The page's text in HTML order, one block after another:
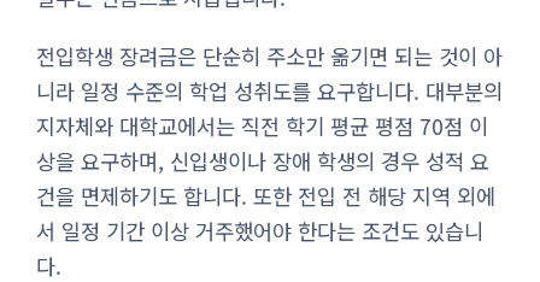
전입학생 장려금은 단순히 주소만 옮기면 되는 것이 아
니라 일정 수준의 학업 성취도를 요구합니다. 대부분의
지자체와 대학교에서는 직전 학기 평균 평점 70점 이
상을 요구하며, 신입생이나 장애 학생의 경우 성적 요
건을 면제하기도 합니다. 또한 전입 전 해당 지역 외에
서 일정 기간 이상 거주했어야 한다는 조건도 있습니
다.